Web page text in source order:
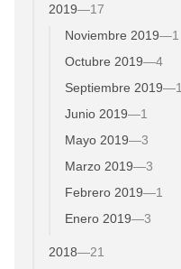
2019—17
Noviembre 2019—1
Octubre 2019—4
Septiembre 2019—1
Junio 2019—1
Mayo 2019—3
Marzo 2019—3
Febrero 2019—1
Enero 2019—3
2018—21